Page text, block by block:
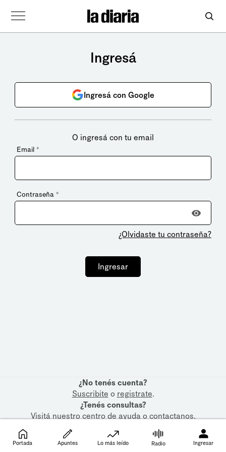
Ingresá
Ingresá con Google
O ingresá con tu email
Email *
Contraseña *
¿Olvidaste tu contraseña?
Ingresar
¿No tenés cuenta?
Suscribite o registrate.
¿Tenés consultas?
Visitá nuestrocentro de ayudaocontactanos.
Portada Apuntes Lo más leído Radio Ingresar